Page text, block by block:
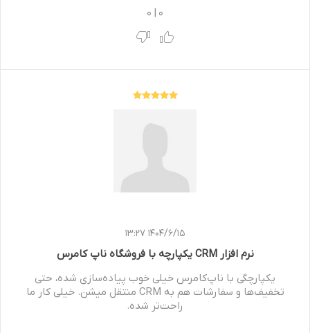
0
|
0
1404/6/15 13:27
نرم افزار CRM یکپارچه با فروشگاه ناپ کامرس
یکپارچگی با ناپ‌کامرس خیلی خوب پیاده‌سازی شده، حتی
تخفیف‌ها و سفارشات هم به CRM منتقل میشن. خیلی کار ما
راحت‌تر شده.